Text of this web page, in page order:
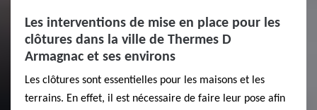
Les interventions de mise en place pour les
clôtures dans la ville de Thermes D
Armagnac et ses environs
Les clôtures sont essentielles pour les maisons et les
terrains. En effet, il est nécessaire de faire leur pose afin